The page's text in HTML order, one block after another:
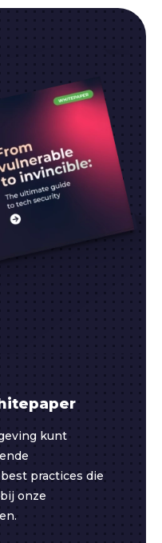
kunt
practices die
onze